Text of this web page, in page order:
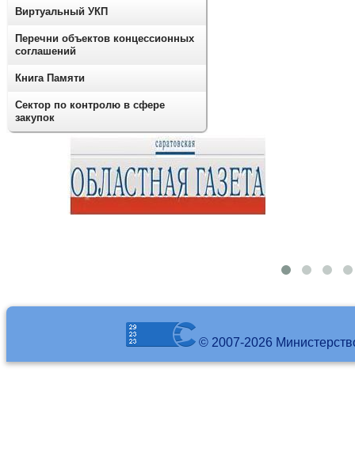
Виртуальный УКП
Перечни объектов концессионных
соглашений
Книга Памяти
Сектор по контролю в сфере
закупок
© 2007-2026